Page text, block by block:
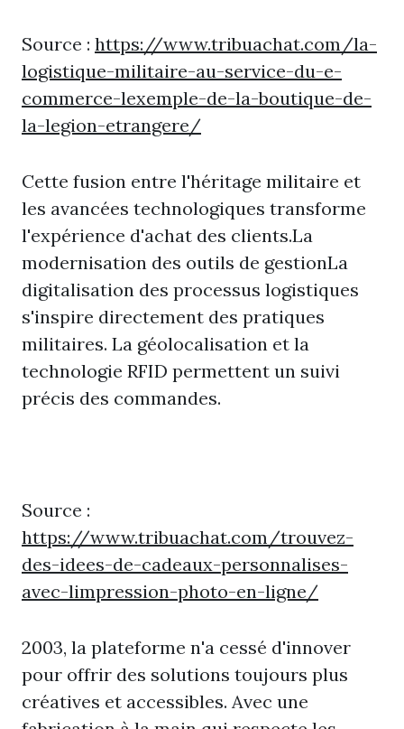
Source : https://www.tribuachat.com/la-
logistique-militaire-au-service-du-e-
commerce-lexemple-de-la-boutique-de-
la-legion-etrangere/
Cette fusion entre l'héritage militaire et
les avancées technologiques transforme
l'expérience d'achat des clients.La
modernisation des outils de gestionLa
digitalisation des processus logistiques
s'inspire directement des pratiques
militaires. La géolocalisation et la
technologie RFID permettent un suivi
précis des commandes.
Source :
https://www.tribuachat.com/trouvez-
des-idees-de-cadeaux-personnalises-
avec-limpression-photo-en-ligne/
2003, la plateforme n'a cessé d'innover
pour offrir des solutions toujours plus
créatives et accessibles. Avec une